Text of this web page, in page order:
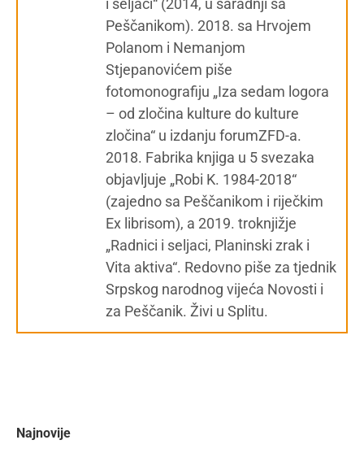
i seljaci“ (2014, u saradnji sa
Peščanikom). 2018. sa Hrvojem
Polanom i Nemanjom
Stjepanovićem piše
fotomonografiju „Iza sedam logora
– od zločina kulture do kulture
zločina“ u izdanju forumZFD-a.
2018. Fabrika knjiga u 5 svezaka
objavljuje „Robi K. 1984-2018“
(zajedno sa Peščanikom i riječkim
Ex librisom), a 2019. troknjižje
„Radnici i seljaci, Planinski zrak i
Vita aktiva“. Redovno piše za tjednik
Srpskog narodnog vijeća Novosti i
za Peščanik. Živi u Splitu.
Najnovije